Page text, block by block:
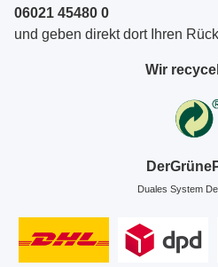
06021 45480 0
und geben direkt dort Ihren
Wir
Duales System